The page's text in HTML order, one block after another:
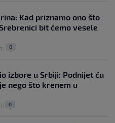
Kad priznamo ono što
bit ćemo vesele
0
izbore u Srbiji: Podnijet ću
nego što krenem u
0